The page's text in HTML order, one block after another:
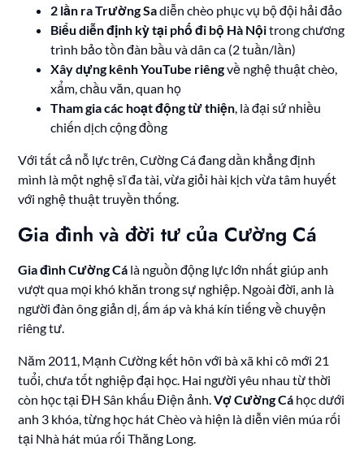
2 lần ra Trường Sadiễn chèo phục vụ bộ đội hải đảo
Biểu diễn định kỳ tại phố đi bộ Hà Nộitrong chương
trình bảo tồn đàn bầu và dân ca (2 tuần/lần)
Xây dựng kênh YouTube riêngvề nghệ thuật chèo,
xẩm, chầu văn, quan họ
Tham gia các hoạt động từ thiện, là đại sứ nhiều
chiến dịch cộng đồng
Với tất cả nỗ lực trên, Cường Cá đang dần khẳng định
mình là một nghệ sĩ đa tài, vừa giỏi hài kịch vừa tâm huyết
với nghệ thuật truyền thống.
Gia đình và đời tư của Cường Cá
Gia đình Cường Cá là nguồn động lực lớn nhất giúp anh
vượt qua mọi khó khăn trong sự nghiệp. Ngoài đời, anh là
người đàn ông giản dị, ấm áp và khá kín tiếng về chuyện
riêng tư.
Năm 2011, Mạnh Cường kết hôn với bà xã khi cô mới 21
tuổi, chưa tốt nghiệp đại học. Hai người yêu nhau từ thời
còn học tại ĐH Sân khấu Điện ảnh.Vợ Cường Cá học dưới
anh 3 khóa, từng học hát Chèo và hiện là diễn viên múa rối
tại Nhà hát múa rối Thăng Long.